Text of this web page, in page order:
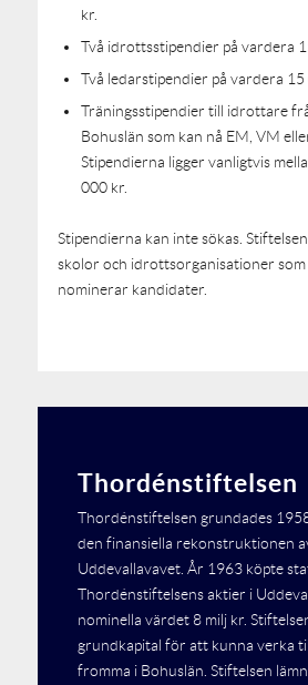
kr.
Två idrottsstipendier på vardera
Två ledarstipendier på vardera 15
Träningsstipendier till idrottare
Bohuslän som kan nå EM, VM
Stipendierna ligger vanligtvis
000 kr.
Stipendierna kan inte sökas.
skolor och idrottsorganisationer som
nominerar kandidater.
Thordénstiftelsen
Thordénstiftelsen grundades
den finansiella rekonstruktionen
Uddevallavavet. År 1963 köpte
Thordénstiftelsens aktier i
nominella värdet 8 milj kr.
grundkapital för att kunna verka
fromma i Bohuslän. Stiftelsen